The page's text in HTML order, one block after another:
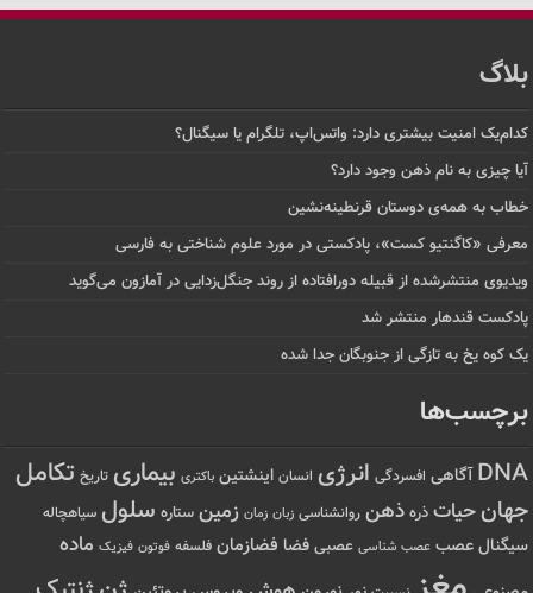
بلاگ
کدام‌یک امنیت بیشتری دارد: واتس‌اپ، تلگرام یا سیگنال؟
آیا چیزی به نام ذهن وجود دارد؟
خطاب به همه‌ی دوستان قرنطینه‌نشین
معرفی «کاگنتیو کست»، پادکستی در مورد علوم شناختی به فارسی
ویدیوی منتشرشده از قبیله دورافتاده‌ از روند جنگل‌زدایی در آمازون می‌گوید
پادکست قندهار منتشر شد
یک کوه یخ به تازگی از جنوبگان جدا شده
برچسب‌ها
DNA آگاهی افسردگی انرژی انسان اینشتین باکتری بیماری تاریخ تکامل
جهانحیات ذره ذهن روانشناسی زبان زمان زمین ستاره سلول سیاهچاله
سیگنال عصب عصب شناسی عصبی فضا فضازمان فلسفه فوتون فیزیک ماده